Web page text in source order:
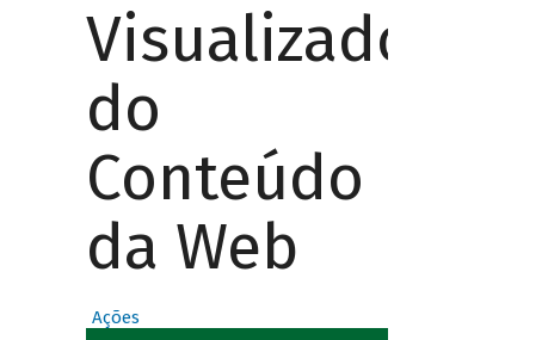
Visualizador
do
Conteúdo
da Web
Ações